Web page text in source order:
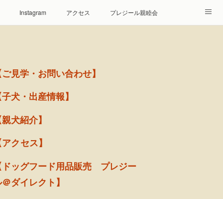
Instagram アクセス プレジール親睦会
見学・お問い合わせ】
犬・出産情報】
犬紹介】
クセス】
ドッグフード用品販売 プレジー
ダイレクト】